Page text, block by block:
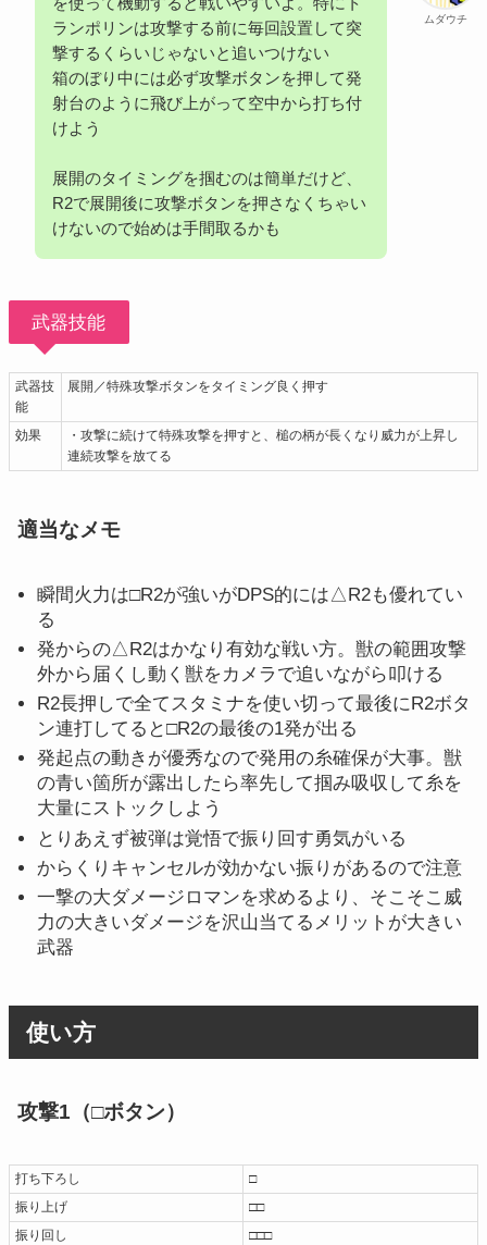
ムダウチ
ランポリンは攻撃する前に毎回設置して突
撃するくらいじゃないと追いつけない
箱のぼり中には必ず攻撃ボタンを押して発
射台のように飛び上がって空中から打ち付
けよう
展開のタイミングを掴むのは簡単だけど、
R2で展開後に攻撃ボタンを押さなくちゃい
けないので始めは手間取るかも
武器技能
武器技
能
展開／特殊攻撃ボタンをタイミング良く押す
効果
・攻撃に続けて特殊攻撃を押すと、槌の柄が長くなり威力が上昇し
連続攻撃を放てる
適当なメモ
瞬間火力は□R2が強いがDPS的には△R2も優れてい
る
発からの△R2はかなり有効な戦い方。獣の範囲攻撃
外から届くし動く獣をカメラで追いながら叩ける
R2長押しで全てスタミナを使い切って最後にR2ボタ
ン連打してると□R2の最後の1発が出る
発起点の動きが優秀なので発用の糸確保が大事。獣
の青い箇所が露出したら率先して掴み吸収して糸を
大量にストックしよう
とりあえず被弾は覚悟で振り回す勇気がいる
からくりキャンセルが効かない振りがあるので注意
一撃の大ダメージロマンを求めるより、そこそこ威
力の大きいダメージを沢山当てるメリットが大きい
武器
使い方
攻撃1（□ボタン）
打ち下ろし
□
振り上げ
□□
振り回し
□□□